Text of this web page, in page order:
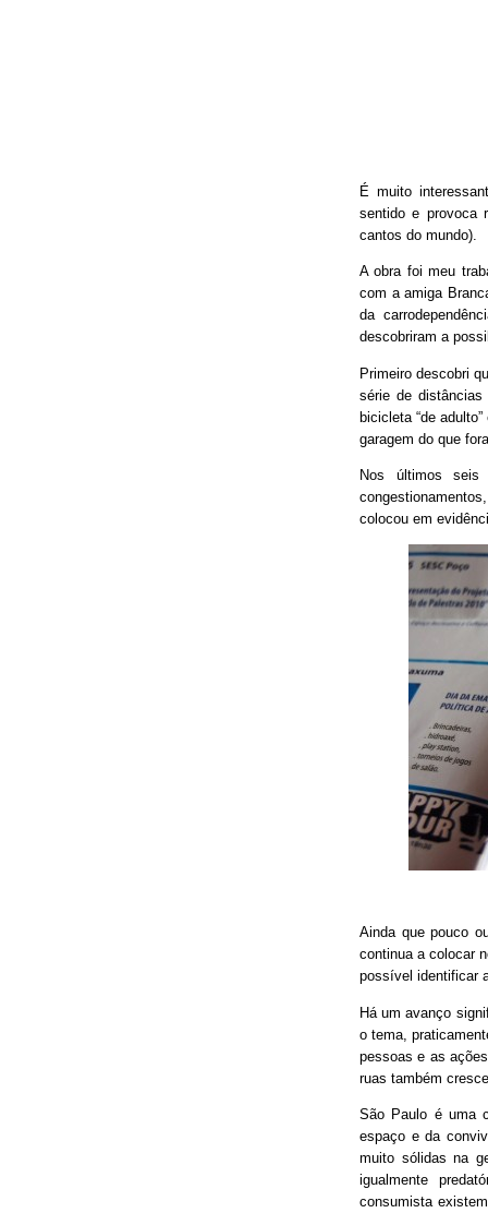
É muito
sentido e provoca
cantos do mundo).
A obra foi meu
com a amiga
da
descobriram a
Primeiro descobri
série de distâncias
bicicleta “de
garagem do que
Nos últimos seis
colocou em
Ainda que pouco
continua a colocar
possível identificar
Há um avanço
o tema,
pessoas e as
ruas também
São Paulo é uma
espaço e da
muito sólidas na
igualmente
consumista